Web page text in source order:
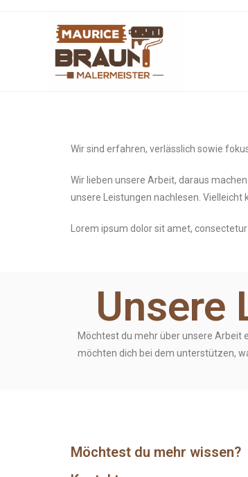
Wir sind erfahren, verlässlich sowie
Wir lieben unsere Arbeit, daraus
unsere Leistungen nachlesen. Vielleicht
Lorem ipsum dolor sit amet,
Unsere
Möchtest du mehr über unsere Arbeit
möchten dich bei dem unterstützen,
Möchtest du mehr wissen?